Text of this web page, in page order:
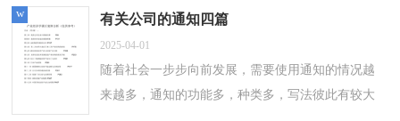
才能写的好吗？以下是小编整理的家长通知...
有关公司的通知四篇
2025-04-01
随着社会一步步向前发展，需要使用通知的情况越
来越多，通知的功能多，种类多，写法彼此有较大
w